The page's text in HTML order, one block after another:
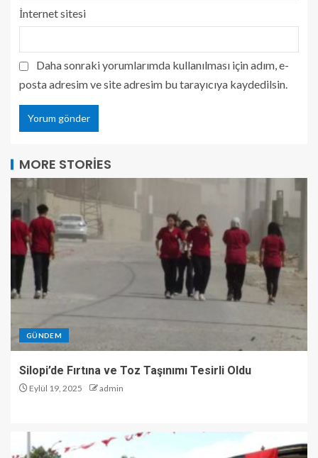
İnternet sitesi
Daha sonraki yorumlarımda kullanılması için adım, e-
posta adresim ve site adresim bu tarayıcıya kaydedilsin.
MORE STORIES
GÜNDEM
Silopi’de Fırtına ve Toz Taşınımı Tesirli Oldu
Eylül 19, 2025 admin